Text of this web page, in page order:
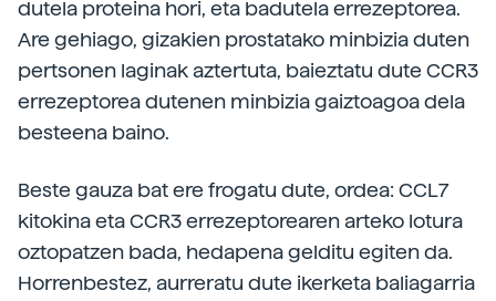
dutela proteina hori, eta badutela errezeptorea.
Are gehiago, gizakien prostatako minbizia duten
pertsonen laginak aztertuta, baieztatu dute CCR3
errezeptorea dutenen minbizia gaiztoagoa dela
besteena baino.
Beste gauza bat ere frogatu dute, ordea: CCL7
kitokina eta CCR3 errezeptorearen arteko lotura
oztopatzen bada, hedapena gelditu egiten da.
Horrenbestez, aurreratu dute ikerketa baliagarria